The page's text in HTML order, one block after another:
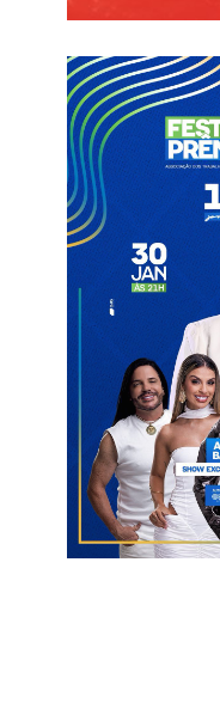
interferiram direto ou
que, segundo ele,
inversão do lateral, que
empate do Fantasma.
Segundo o
torcedores nas
assinalou
assistente Marcelo
O segundo lance citado
PB foi a não expulsão
intencionalmente de
Thiaguinho, do Galo da
E o terceiro, e último